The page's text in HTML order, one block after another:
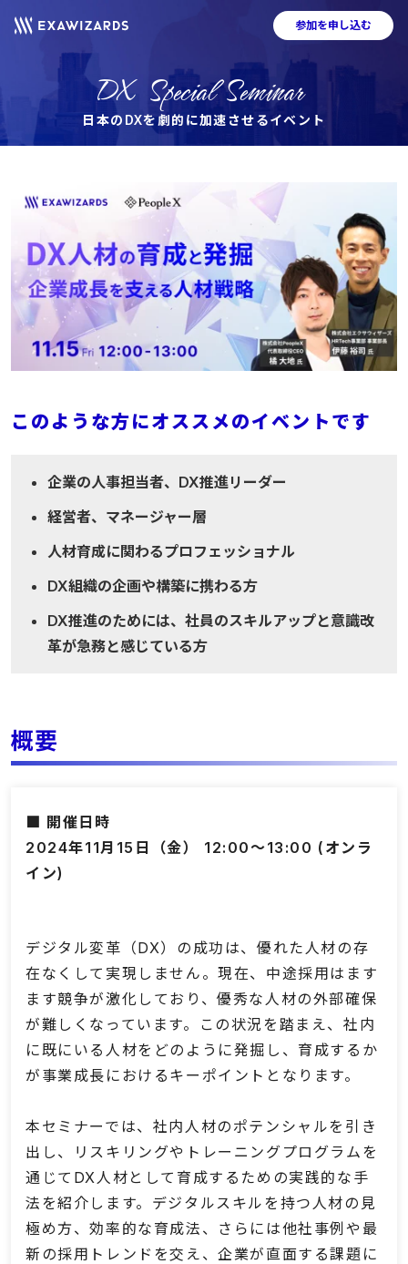
参加を申し込む
DX Special Seminar
日本のDXを劇的に加速させるイベント
このような方にオススメのイベントです
企業の人事担当者、DX推進リーダー
経営者、マネージャー層
人材育成に関わるプロフェッショナル
DX組織の企画や構築に携わる方
DX推進のためには、社員のスキルアップと意識改
革が急務と感じている方
概要
■ 開催日時
2024年11月15日（金） 12:00～13:00 (オンラ
イン)
デジタル変革（DX）の成功は、優れた人材の存
在なくして実現しません。現在、中途採用はます
ます競争が激化しており、優秀な人材の外部確保
が難しくなっています。この状況を踏まえ、社内
に既にいる人材をどのように発掘し、育成するか
が事業成長におけるキーポイントとなります。
本セミナーでは、社内人材のポテンシャルを引き
出し、リスキリングやトレーニングプログラムを
通じてDX人材として育成するための実践的な手
法を紹介します。デジタルスキルを持つ人材の見
極め方、効率的な育成法、さらには他社事例や最
新の採用トレンドを交え、企業が直面する課題に